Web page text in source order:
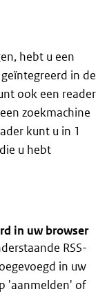
hebt u een
geïntegreerd in de
ook een reader
zoekmachine
kunt u in 1
u hebt
in uw browser
RSS-
in uw
'aanmelden' of